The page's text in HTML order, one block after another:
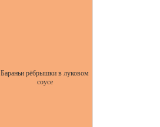
Бараньи рёбрышки в луковом
соусе